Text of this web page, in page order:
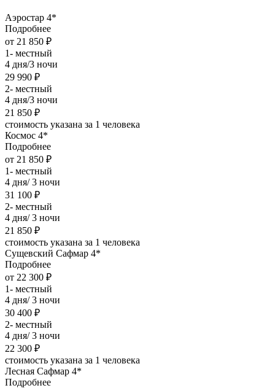
Аэростар 4*
Подробнее
от 21 850 ₽
1- местный
4 дня/3 ночи
29 990 ₽
2- местный
4 дня/3 ночи
21 850 ₽
стоимость указана за 1 человека
Космос 4*
Подробнее
от 21 850 ₽
1- местный
4 дня/ 3 ночи
31 100 ₽
2- местный
4 дня/ 3 ночи
21 850 ₽
стоимость указана за 1 человека
Сущевский Сафмар 4*
Подробнее
от 22 300 ₽
1- местный
4 дня/ 3 ночи
30 400 ₽
2- местный
4 дня/ 3 ночи
22 300 ₽
стоимость указана за 1 человека
Лесная Сафмар 4*
Подробнее